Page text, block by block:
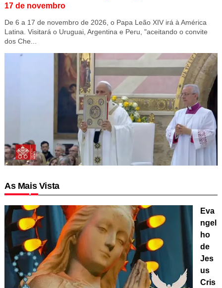
17 de novembro
De 6 a 17 de novembro de 2026, o Papa Leão XIV irá à América
Latina. Visitará o Uruguai, Argentina e Peru, "aceitando o convite
dos Che...
As Mais Vista
Eva
ngel
ho
de
Jes
us
Cris